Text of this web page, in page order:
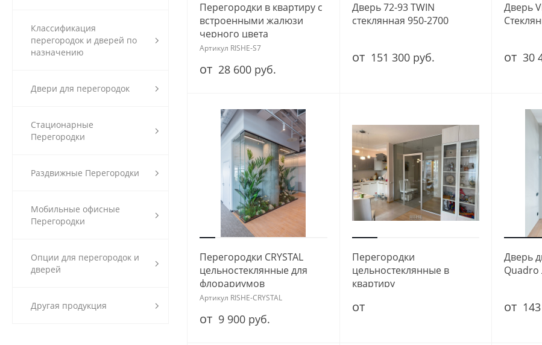
Классификация
перегородок и дверей по
назначению
Двери для перегородок
Стационарные
Перегородки
Раздвижные Перегородки
Мобильные офисные
Перегородки
Опции для перегородок и
дверей
Другая продукция
Перегородки в квартиру с
встроенными жалюзи
черного цвета
Артикул RISHE-S7
от 28 600 руб.
Дверь 72-93 TWIN
стеклянная 950-2700
от 151 300 руб.
Дверь
от 30
Перегородки CRYSTAL
цельностеклянные для
флорариумов
Артикул RISHE-CRYSTAL
от 9 900 руб.
Перегородки
цельностеклянные в
квартиру
от
Дверь
Quadro
от